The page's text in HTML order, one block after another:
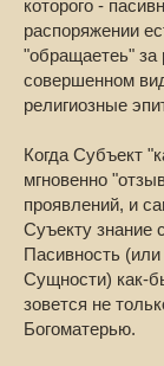
которого -
распоряжении
"обращаетеь" за
совершенном
религиозные
Когда Субъект
мгновенно
проявлений, и
Суъекту знание
Пасивность
Сущности) как-
зовется не
Богоматерью.